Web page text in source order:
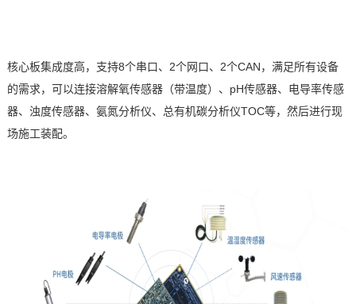
核心板集成度高，支持8个串口、 2个网口、 2个CAN，满足所有设备
的需求，可以连接溶解氧传感器（带温度）、 pH传感器、电导率传感
器、浊度传感器、氨氮分析仪、总有机碳分析仪TOC等，然后进行现
场施工装配。